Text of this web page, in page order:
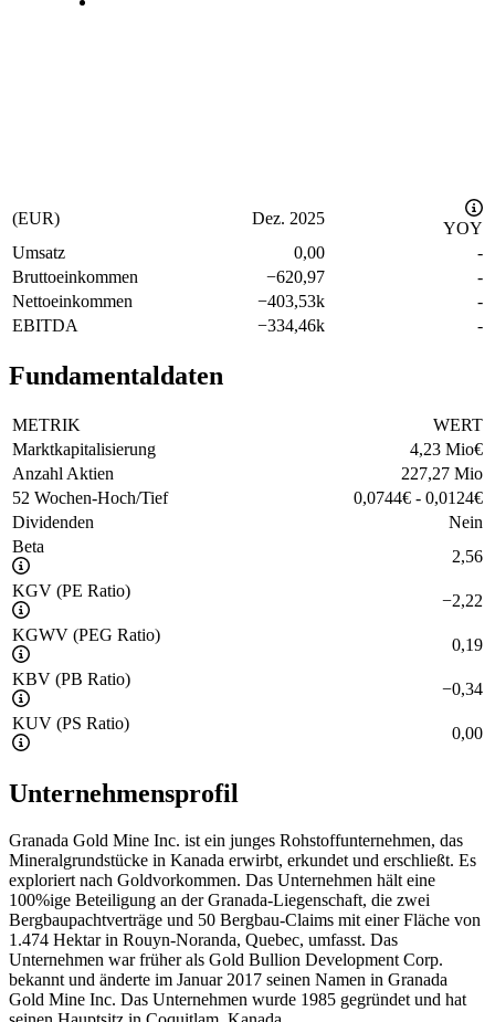
(EUR) Dez. 2025
YOY
Umsatz
0,00
-
Bruttoeinkommen
−620,97
-
Nettoeinkommen
−403,53k
-
EBITDA
−334,46k -
Fundamentaldaten
METRIK
WERT
Marktkapitalisierung
4,23 Mio€
Anzahl Aktien
227,27 Mio
52 Wochen-Hoch/Tief
0,0744€ - 0,0124€
Dividenden
Nein
Beta
2,56
KGV (PE Ratio)
−2,22
KGWV (PEG Ratio)
0,19
KBV (PB Ratio)
−0,34
KUV (PS Ratio)
0,00
Unternehmensprofil
Granada Gold Mine Inc. ist ein junges Rohstoffunternehmen, das
Mineralgrundstücke in Kanada erwirbt, erkundet und erschließt. Es
exploriert nach Goldvorkommen. Das Unternehmen hält eine
100%ige Beteiligung an der Granada-Liegenschaft, die zwei
Bergbaupachtverträge und 50 Bergbau-Claims mit einer Fläche von
1.474 Hektar in Rouyn-Noranda, Quebec, umfasst. Das
Unternehmen war früher als Gold Bullion Development Corp.
bekannt und änderte im Januar 2017 seinen Namen in Granada
Gold Mine Inc. Das Unternehmen wurde 1985 gegründet und hat